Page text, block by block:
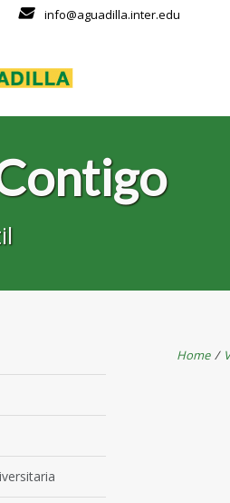
info@aguadilla.inter.edu
Home /